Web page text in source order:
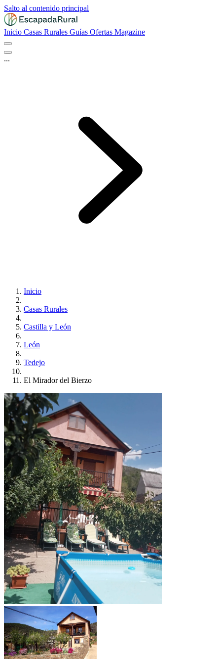
Salto al contenido principal
Inicio Casas Rurales Guías Ofertas Magazine
...
Inicio
Casas Rurales
Castilla y León
León
Tedejo
El Mirador del Bierzo